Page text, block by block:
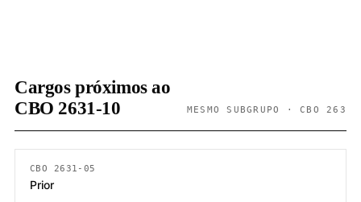
Cargos próximos ao
CBO 2631-10
MESMO SUBGRUPO · CBO 263
CBO 2631-05
Prior